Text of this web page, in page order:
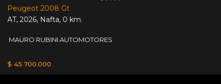
Peugeot 2008 Gt
AT, 2026, Nafta, 0 km.
MAURO RUBINI AUTOMOTORES
$ 45.700.000